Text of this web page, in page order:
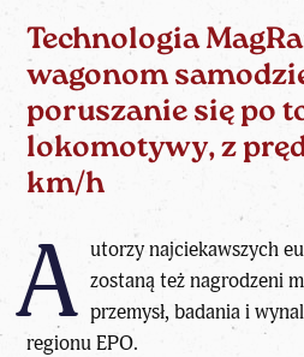
Technologia
wagonom
poruszanie się po
lokomotywy, z
km/h
A utorzy najciekawszych
zostaną też nagrodzeni
przemysł, badania i
regionu EPO.